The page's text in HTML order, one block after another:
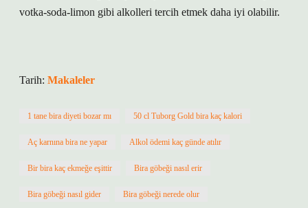
votka-soda-limon gibi alkolleri tercih etmek daha iyi olabilir.
Tarih: Makaleler
1 tane bira diyeti bozar mı 50 cl Tuborg Gold bira kaç kalori
Aç karnına bira ne yapar Alkol ödemi kaç günde atılır
Bir bira kaç ekmeğe eşittir Bira göbeği nasıl erir
Bira göbeği nasıl gider Bira göbeği nerede olur